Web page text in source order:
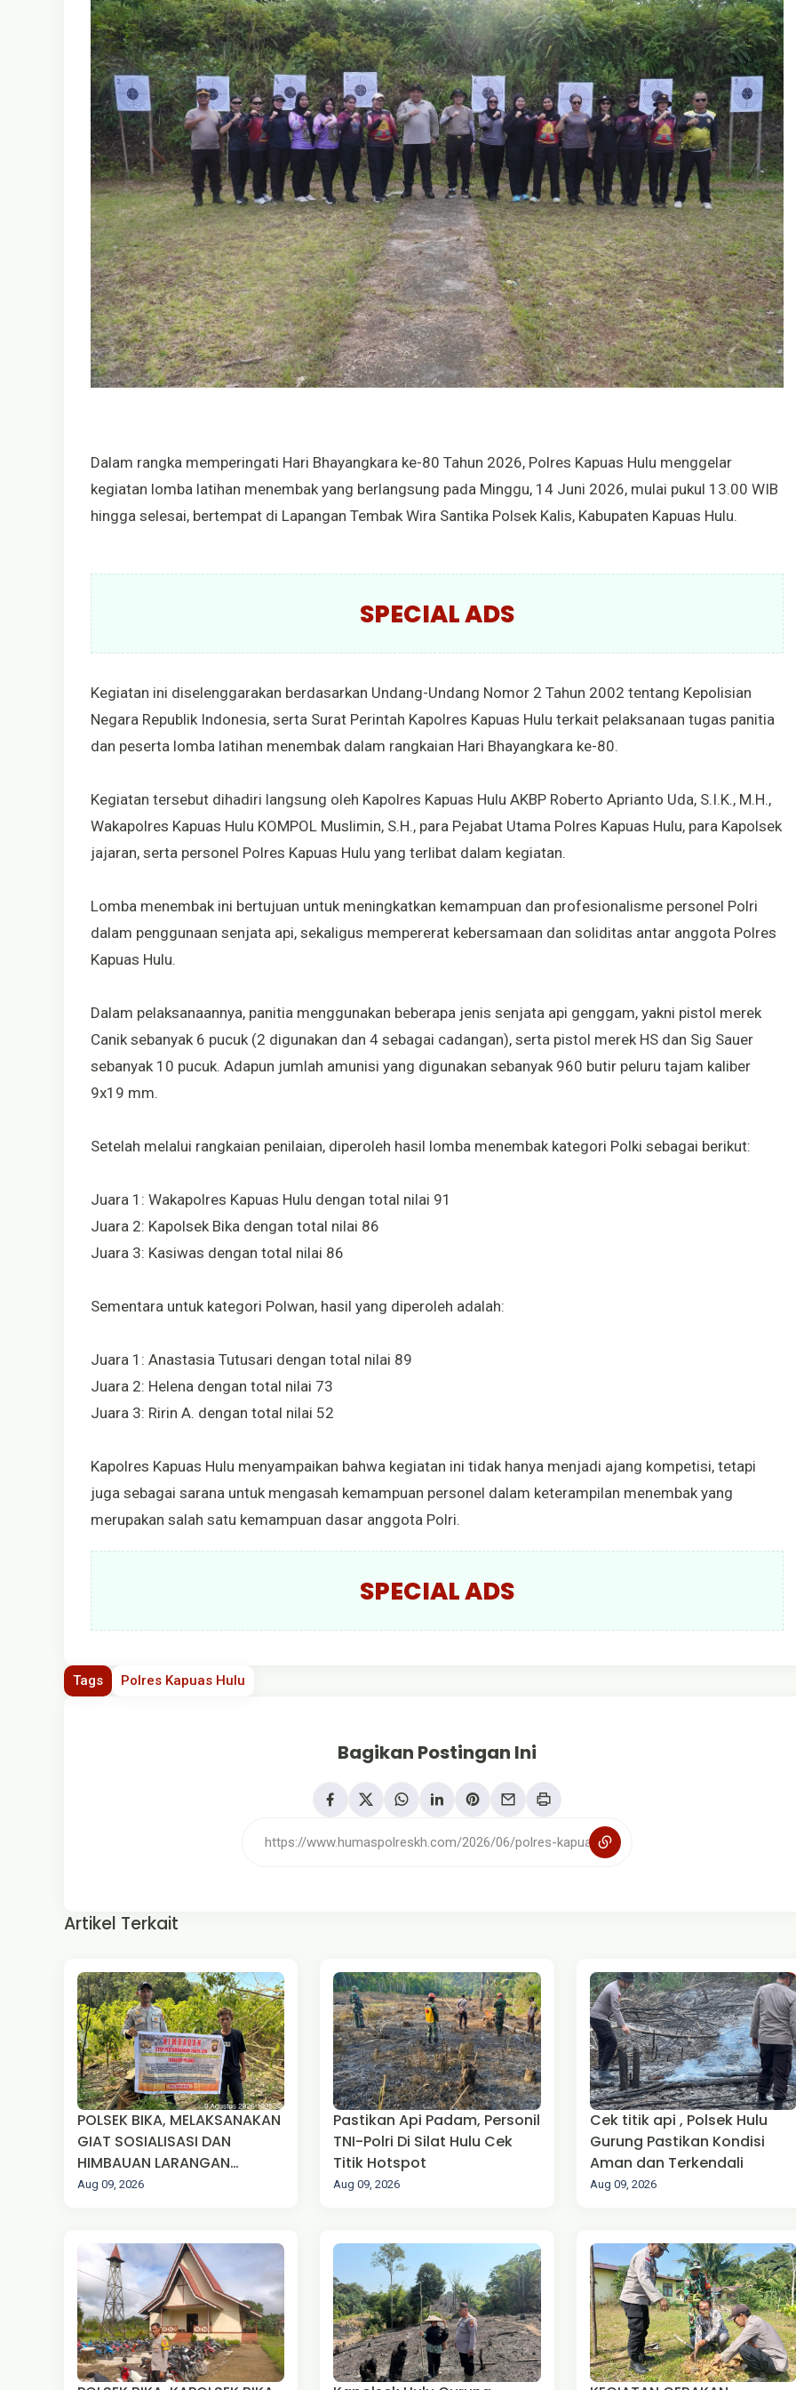
Dalam rangka memperingati Hari Bhayangkara ke-80 Tahun 2026, Polres Kapuas Hulu menggelar
kegiatan lomba latihan menembak yang berlangsung pada Minggu, 14 Juni 2026, mulai pukul 13.00 WIB
hingga selesai, bertempat di Lapangan Tembak Wira Santika Polsek Kalis, Kabupaten Kapuas Hulu.
SPECIAL ADS
Kegiatan ini diselenggarakan berdasarkan Undang-Undang Nomor 2 Tahun 2002 tentang Kepolisian
Negara Republik Indonesia, serta Surat Perintah Kapolres Kapuas Hulu terkait pelaksanaan tugas panitia
dan peserta lomba latihan menembak dalam rangkaian Hari Bhayangkara ke-80.
Kegiatan tersebut dihadiri langsung oleh Kapolres Kapuas Hulu AKBP Roberto Aprianto Uda, S.I.K., M.H.,
Wakapolres Kapuas Hulu KOMPOL Muslimin, S.H., para Pejabat Utama Polres Kapuas Hulu, para Kapolsek
jajaran, serta personel Polres Kapuas Hulu yang terlibat dalam kegiatan.
Lomba menembak ini bertujuan untuk meningkatkan kemampuan dan profesionalisme personel Polri
dalam penggunaan senjata api, sekaligus mempererat kebersamaan dan soliditas antar anggota Polres
Kapuas Hulu.
Dalam pelaksanaannya, panitia menggunakan beberapa jenis senjata api genggam, yakni pistol merek
Canik sebanyak 6 pucuk (2 digunakan dan 4 sebagai cadangan), serta pistol merek HS dan Sig Sauer
sebanyak 10 pucuk. Adapun jumlah amunisi yang digunakan sebanyak 960 butir peluru tajam kaliber
9x19 mm.
Setelah melalui rangkaian penilaian, diperoleh hasil lomba menembak kategori Polki sebagai berikut:
Juara 1: Wakapolres Kapuas Hulu dengan total nilai 91
Juara 2: Kapolsek Bika dengan total nilai 86
Juara 3: Kasiwas dengan total nilai 86
Sementara untuk kategori Polwan, hasil yang diperoleh adalah:
Juara 1: Anastasia Tutusari dengan total nilai 89
Juara 2: Helena dengan total nilai 73
Juara 3: Ririn A. dengan total nilai 52
Kapolres Kapuas Hulu menyampaikan bahwa kegiatan ini tidak hanya menjadi ajang kompetisi, tetapi
juga sebagai sarana untuk mengasah kemampuan personel dalam keterampilan menembak yang
merupakan salah satu kemampuan dasar anggota Polri.
SPECIAL ADS
Tags Polres Kapuas Hulu
Bagikan Postingan Ini
Artikel Terkait
POLSEK BIKA, MELAKSANAKAN
GIAT SOSIALISASI DAN
HIMBAUAN LARANGAN
PERTABANGAN EMAS TANPA
Aug 09, 2026
Pastikan Api Padam, Personil
TNI-Polri Di Silat Hulu Cek
Titik Hotspot
Aug 09, 2026
Cek titik api , Polsek Hulu
Gurung Pastikan Kondisi
Aman dan Terkendali
Aug 09, 2026